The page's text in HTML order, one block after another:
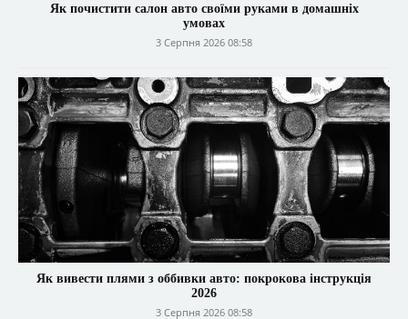
Як почистити салон авто своїми руками в домашніх
умовах
3 Серпня 2026 08:58
Як вивести плями з оббивки авто: покрокова інструкція
2026
3 Серпня 2026 08:58